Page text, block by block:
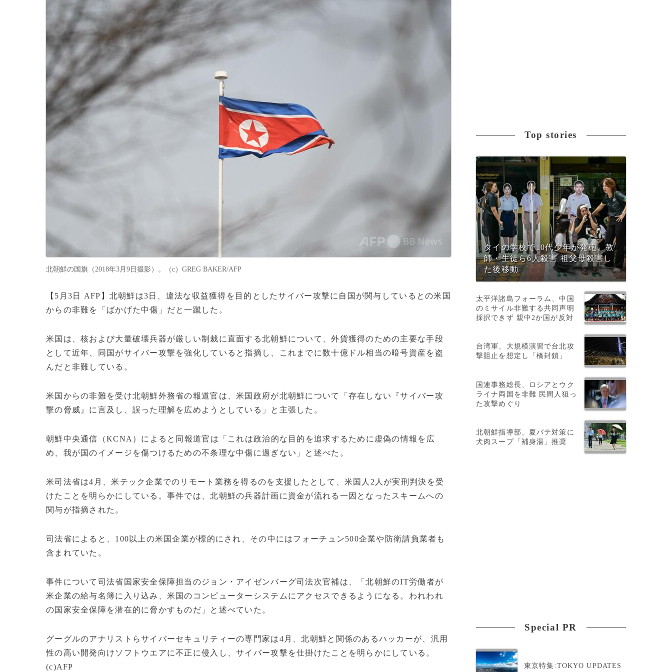
北朝鮮の国旗（2018年3月9日撮影）。（c）GREG BAKER/AFP
【5月3日 AFP】北朝鮮は3日、違法な収益獲得を目的としたサイバー攻撃に自国が関与しているとの米国
からの非難を「ばかげた中傷」だと一蹴した。
米国は、核および大量破壊兵器が厳しい制裁に直面する北朝鮮について、外貨獲得のための主要な手段
として近年、同国がサイバー攻撃を強化していると指摘し、これまでに数十億ドル相当の暗号資産を盗
んだと非難している。
米国からの非難を受け北朝鮮外務省の報道官は、米国政府が北朝鮮について「存在しない『サイバー攻
撃の脅威』に言及し、誤った理解を広めようとしている」と主張した。
朝鮮中央通信（KCNA）によると同報道官は「これは政治的な目的を追求するために虚偽の情報を広
め、我が国のイメージを傷つけるための不条理な中傷に過ぎない」と述べた。
米司法省は4月、米テック企業でのリモート業務を得るのを支援したとして、米国人2人が実刑判決を受
けたことを明らかにしている。事件では、北朝鮮の兵器計画に資金が流れる一因となったスキームへの
関与が指摘された。
司法省によると、100以上の米国企業が標的にされ、その中にはフォーチュン500企業や防衛請負業者も
含まれていた。
事件について司法省国家安全保障担当のジョン・アイゼンバーグ司法次官補は、「北朝鮮のIT労働者が
米企業の給与名簿に入り込み、米国のコンピューターシステムにアクセスできるようになる。われわれ
の国家安全保障を潜在的に脅かすものだ」と述べていた。
グーグルのアナリストらサイバーセキュリティーの専門家は4月、北朝鮮と関係のあるハッカーが、汎用
性の高い開発向けソフトウエアに不正に侵入し、サイバー攻撃を仕掛けたことを明らかにしている。
(c)AFP
Top stories
タイの学校で10代少年が発砲、教
師・生徒ら6人殺害 祖父母殺害し
た後移動
太平洋諸島フォーラム、中国
のミサイル非難する共同声明
採択できず 親中2か国が反対
台湾軍、大規模演習で台北攻
撃阻止を想定し「橋封鎖」
国連事務総長、ロシアとウク
ライナ両国を非難 民間人狙っ
た攻撃めぐり
北朝鮮指導部、夏バテ対策に
犬肉スープ「補身湯」推奨
Special PR
東京特集:TOKYO UPDATES